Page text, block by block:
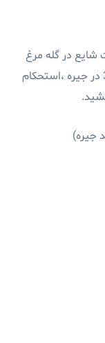
در گله مرغ
مادر است که میتوان با بالا بردن مقدار امگا 3 در جیره ،استحکام
جیره)